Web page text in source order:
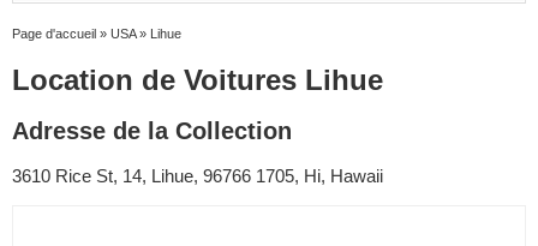
Page d'accueil » USA» Lihue
Location de Voitures Lihue
Adresse de la Collection
3610 Rice St, 14, Lihue, 96766 1705, Hi, Hawaii